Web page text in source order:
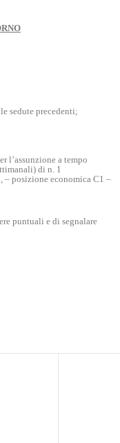
sedute precedenti;
l’assunzione a tempo
di n. 1
– posizione economica C1 –
puntuali e di segnalare